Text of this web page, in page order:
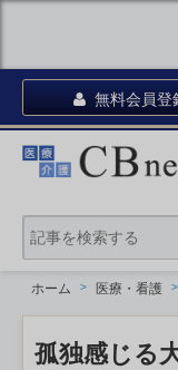
無料会員登
ホーム 医療・看護
孤独感じる